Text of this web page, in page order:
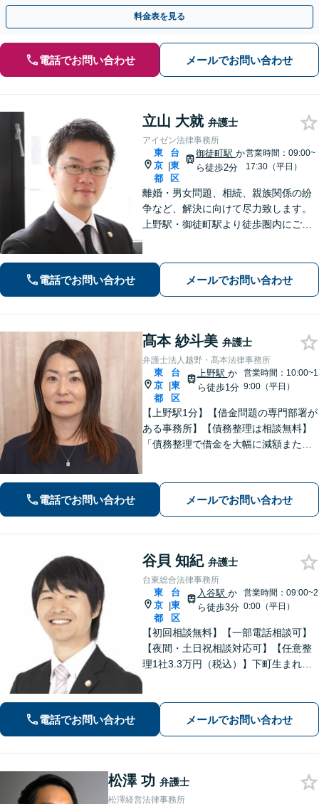
動産／メーカー／社会福祉法人など幅広い業界に対応
料金表を見る
電話でお問い合わせ メールでお問い合わせ
立山 大就 弁護士
アイゼン法律事務所
東
京
都
|
台
東
区
御徒町駅 か
ら徒歩2分
営業時間：09:00~
17:30（平日）
離婚・男女問題、相続、親族関係の紛
争など、解決に向けて尽力致します。
上野駅・御徒町駅より徒歩圏内にござ
電話でお問い合わせ メールでお問い合わせ
髙本 紗斗美 弁護士
弁護士法人越野・髙本法律事務所
東
京
都
|
台
東
区
上野駅 か
ら徒歩1分
営業時間：10:00~1
9:00（平日）
【上野駅1分】【借金問題の専門部署が
ある事務所】【債務整理は相談無料】
「債務整理で借金を大幅に減額または
さまに代わって全力で交渉し、賠償金
アップを目指します！」【休日・夜間
電話でお問い合わせ メールでお問い合わせ
谷貝 知紀 弁護士
台東総合法律事務所
東
京
都
|
台
東
区
入谷駅 か
ら徒歩3分
営業時間：09:00~2
0:00（平日）
【初回相談無料】【一部電話相談可】
【夜間・土日祝相談対応可】【任意整
理1社3.3万円（税込）】下町生まれ下
ます。
電話でお問い合わせ メールでお問い合わせ
松澤 功 弁護士
松澤経営法律事務所